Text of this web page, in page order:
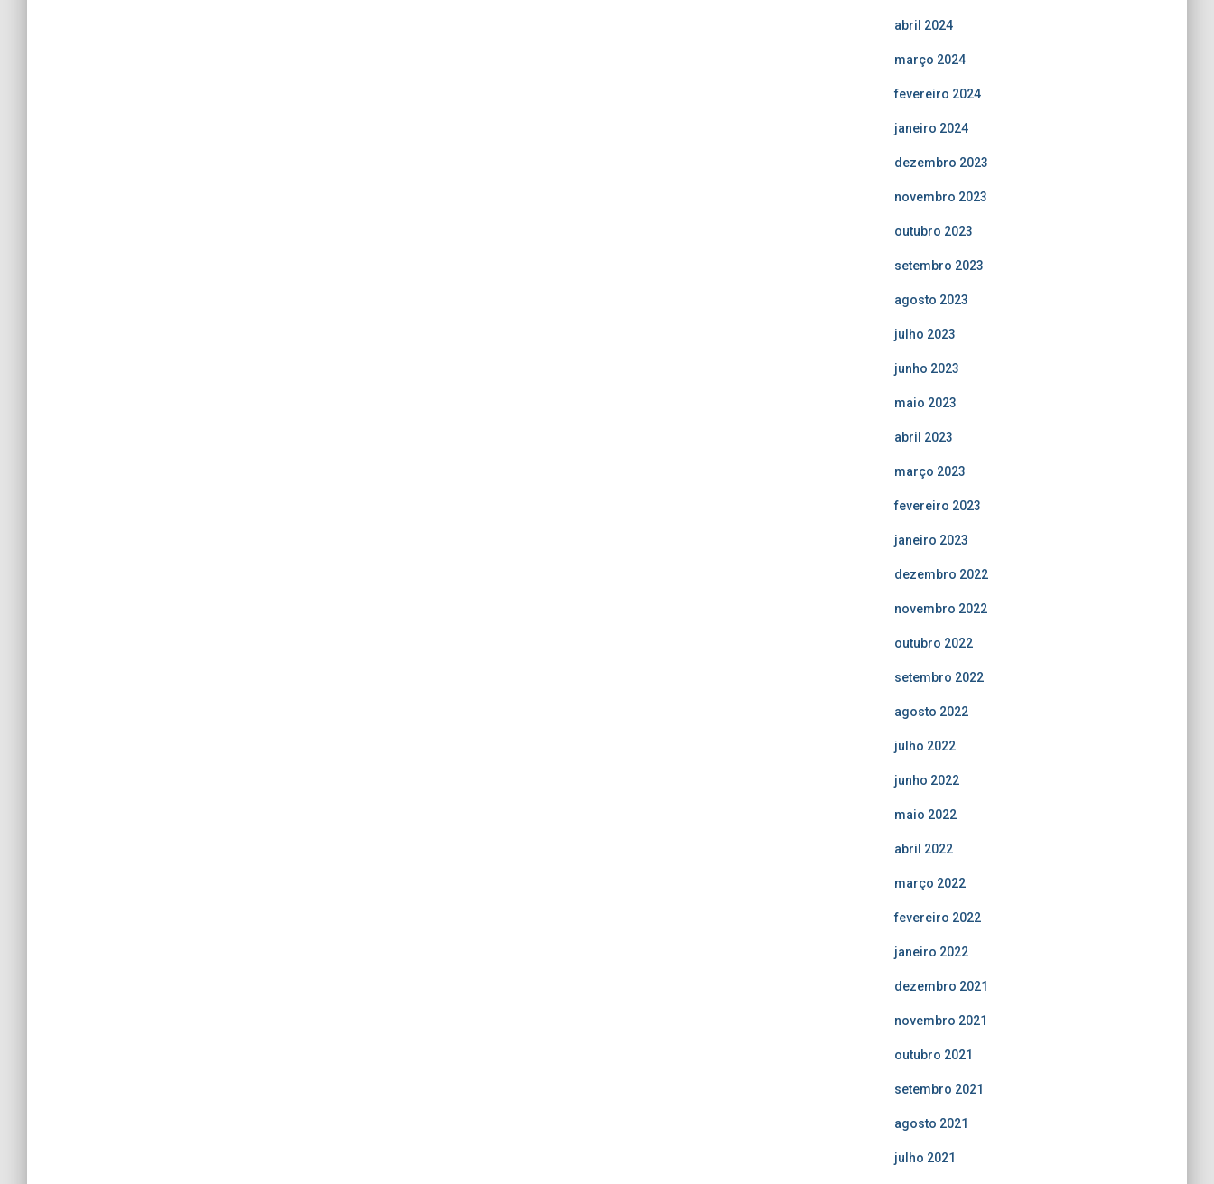
abril 2024
março 2024
fevereiro 2024
janeiro 2024
dezembro 2023
novembro 2023
outubro 2023
setembro 2023
agosto 2023
julho 2023
junho 2023
maio 2023
abril 2023
março 2023
fevereiro 2023
janeiro 2023
dezembro 2022
novembro 2022
outubro 2022
setembro 2022
agosto 2022
julho 2022
junho 2022
maio 2022
abril 2022
março 2022
fevereiro 2022
janeiro 2022
dezembro 2021
novembro 2021
outubro 2021
setembro 2021
agosto 2021
julho 2021